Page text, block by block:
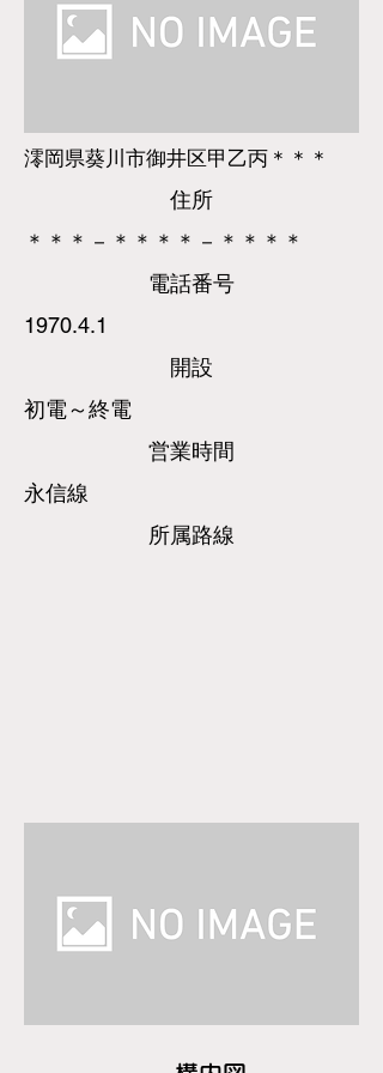
澪岡県葵川市御井区甲乙丙＊＊＊
​住所
＊＊＊－＊＊＊＊－＊＊＊＊
​電話番号
1970.4.1
​開設
初電～終電
営業時間
永信線
所属路線